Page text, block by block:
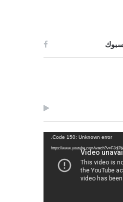
Code 150: Unknown error.